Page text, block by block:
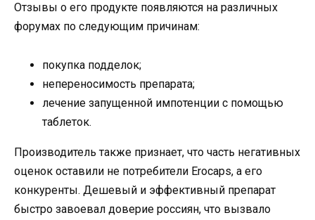
Отзывы о его продукте появляются на различных
форумах по следующим причинам:
покупка подделок;
непереносимость препарата;
лечение запущенной импотенции с помощью
таблеток.
Производитель также признает, что часть негативных
оценок оставили не потребители Erocaps, а его
конкуренты. Дешевый и эффективный препарат
быстро завоевал доверие россиян, что вызвало